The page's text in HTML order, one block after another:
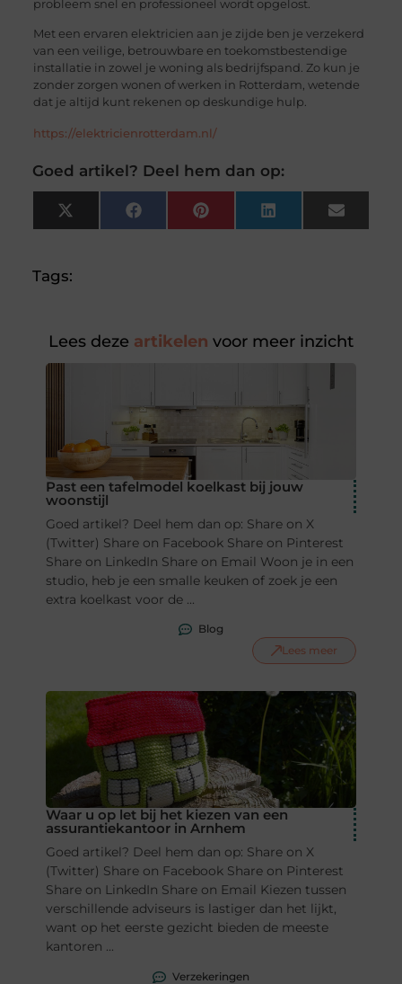
probleem snel en professioneel wordt opgelost.
Met een ervaren elektricien aan je zijde ben je verzekerd
van een veilige, betrouwbare en toekomstbestendige
installatie in zowel je woning als bedrijfspand. Zo kun je
zonder zorgen wonen of werken in Rotterdam, wetende
dat je altijd kunt rekenen op deskundige hulp.
https://elektricienrotterdam.nl/
Goed artikel? Deel hem dan op:
X
(Twitter)
FacebookPinterest LinkedIn Email
Tags:
Lees deze artikelen voor meer inzicht
Past een tafelmodel koelkast bij jouw
woonstijl
Goed artikel? Deel hem dan op: Share on X
(Twitter) Share on Facebook Share on Pinterest
Share on LinkedIn Share on Email Woon je in een
studio, heb je een smalle keuken of zoek je een
extra koelkast voor de ...
Blog
Lees meer
Waar u op let bij het kiezen van een
assurantiekantoor in Arnhem
Goed artikel? Deel hem dan op: Share on X
(Twitter) Share on Facebook Share on Pinterest
Share on LinkedIn Share on Email Kiezen tussen
verschillende adviseurs is lastiger dan het lijkt,
want op het eerste gezicht bieden de meeste
kantoren ...
Verzekeringen